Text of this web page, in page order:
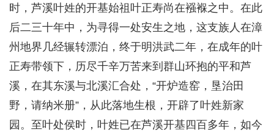
时，芦溪叶姓的开基始祖叶正寿尚在襁褓之中。在此
后二三十年中，为寻得一处安生之地，这支族人在漳
州地界几经辗转漂泊，终于明洪武二年，在成年的叶
正寿带领下，历尽千辛万苦来到群山环抱的平和芦
溪，在其东溪与北溪汇合处，“开炉造窑，垦治田
野，请纳米册”，从此落地生根，开辟了叶姓新家
园。至叶处侯时，叶姓已在芦溪开基四百多年，如今